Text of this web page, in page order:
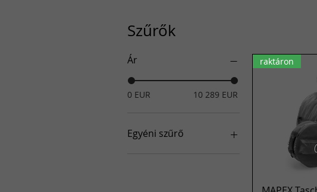
Szűrők
Ár
0 EUR 10 289 EUR
Egyéni szűrő
raktáron